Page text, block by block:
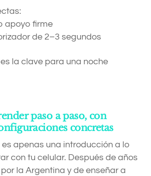
apoyo firme
de 2–3 segundos
la clave para una noche
paso a paso, con
concretas
apenas una introducción a lo
con tu celular. Después de años
la Argentina y de enseñar a